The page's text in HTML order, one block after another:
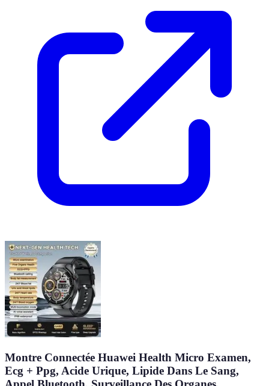
Montre Connectée Huawei Health Micro Examen,
Ecg + Ppg, Acide Urique, Lipide Dans Le Sang,